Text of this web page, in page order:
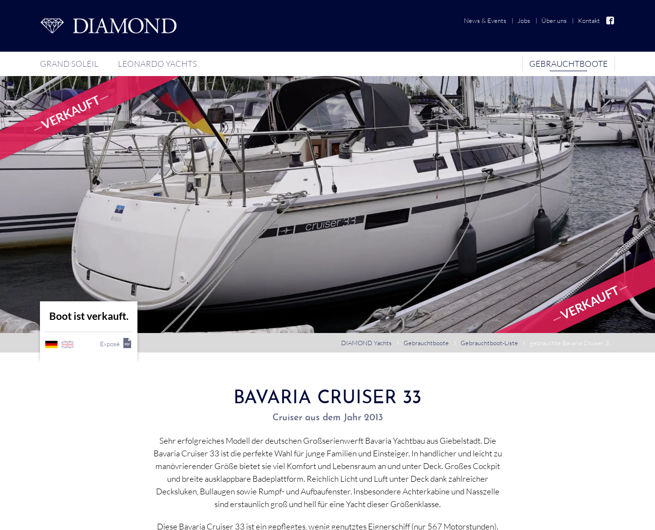
News & Events Jobs Über uns Kontakt
GRAND SOLEIL LEONARDO YACHTS GEBRAUCHTBOOTE
VERKAUFT
VERKAUFT
Boot ist verkauft.
Exposé DIAMOND Yachts Gebrauchtboote Gebrauchtboot-Liste gebrauchte Bavaria Cruiser 33 zu verkaufen
BAVARIA CRUISER 33
Cruiser aus dem Jahr 2013
Sehr erfolgreiches Modell der deutschen Großserienwerft Bavaria Yachtbau aus Giebelstadt. Die
Bavaria Cruiser 33 ist die perfekte Wahl für junge Familien und Einsteiger. In handlicher und leicht zu
manövrierender Größe bietet sie viel Komfort und Lebensraum an und unter Deck. Großes Cockpit
und breite ausklappbare Badeplattform. Reichlich Licht und Luft unter Deck dank zahlreicher
Decksluken, Bullaugen sowie Rumpf- und Aufbaufenster. Insbesondere Achterkabine und Nasszelle
sind erstaunlich groß und hell für eine Yacht dieser Größenklasse.
Diese Bavaria Cruiser 33 ist ein gepflegtes, wenig genutztes Eignerschiff (nur 567 Motorstunden).